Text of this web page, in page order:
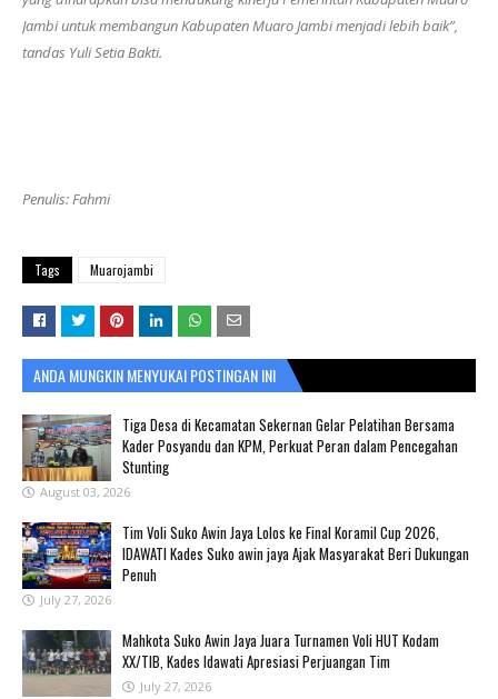
Jambi untuk membangun Kabupaten Muaro Jambi menjadi lebih baik”,
tandas Yuli Setia Bakti.
Penulis: Fahmi
Tags Muarojambi
ANDA MUNGKIN MENYUKAI POSTINGAN INI
Tiga Desa di Kecamatan Sekernan Gelar Pelatihan Bersama
Kader Posyandu dan KPM, Perkuat Peran dalam Pencegahan
Stunting
August 03, 2026
Tim Voli Suko Awin Jaya Lolos ke Final Koramil Cup 2026,
IDAWATI Kades Suko awin jaya Ajak Masyarakat Beri Dukungan
Penuh
July 27, 2026
Mahkota Suko Awin Jaya Juara Turnamen Voli HUT Kodam
XX/TIB, Kades Idawati Apresiasi Perjuangan Tim
July 27, 2026